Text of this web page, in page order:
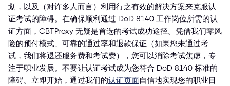
划，以及（对许多人而言）利用行之有效的解决方案来克服认
证考试的障碍。在确保顺利通过 DoD 8140 工作岗位所需的认
证方面，CBTProxy 无疑是首选的考试成功途径。凭借我们零风
险的预付模式、可靠的通过率和退款保证（如果您未通过考
试，我们将退还服务费和考试费），您可以消除考试焦虑，专
注于职业发展。不要让认证考试成为您符合 DoD 8140 标准的
障碍。立即开始，通过我们的认证页面自信地实现您的职业目